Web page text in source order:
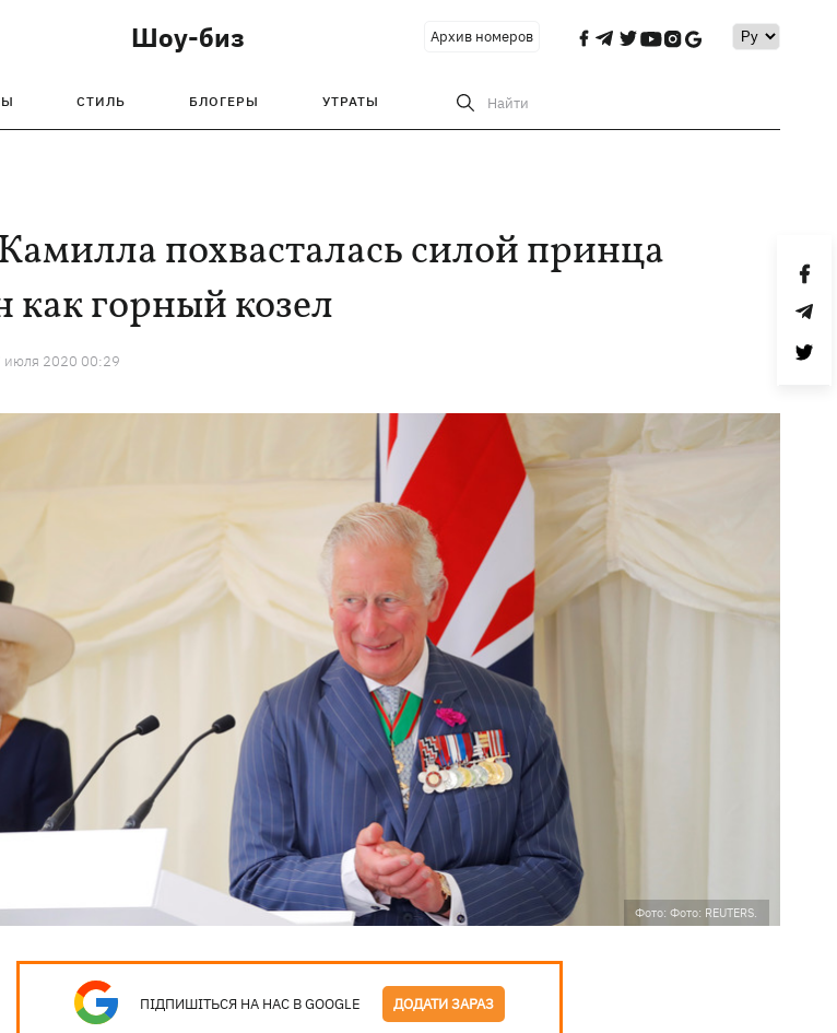
Шоу-биз Архив номеров
СТИЛЬ БЛОГЕРЫ УТРАТЫ Найти
похвасталась силой принца
как горный козел
июля 2020 00:29
Фото: Фото: REUTERS.
ПІДПИШІТЬСЯ НА НАС В GOOGLE ДОДАТИ ЗАРАЗ